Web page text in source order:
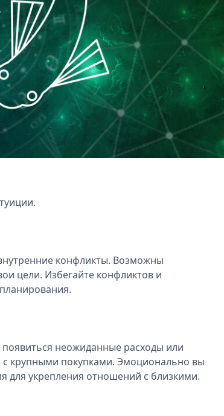
конфликты. Возможны
цели. Избегайте конфликтов и
неожиданные расходы или
крупными покупками. Эмоционально вы
для укрепления отношений с близкими.